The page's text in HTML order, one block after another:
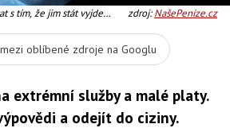
s tím, že jim stát vyjde
zdroj:NašePeníze.cz
oblíbené zdroje na Googlu
extrémní služby a malé platy.
a odejít do ciziny.